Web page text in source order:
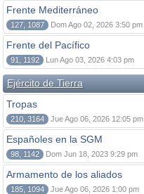
Frente Mediterráneo
127, 1087 Dom Ago 02, 2026 3:50 pm
Frente del Pacífico
91, 1192 Lun Ago 03, 2026 4:03 pm
Ejército de Tierra
Tropas
210, 3164 Jue Ago 06, 2026 12:05 pm
Españoles en la SGM
98, 1142 Dom Jun 18, 2023 9:29 pm
Armamento de los aliados
185, 1094 Jue Ago 06, 2026 1:00 pm